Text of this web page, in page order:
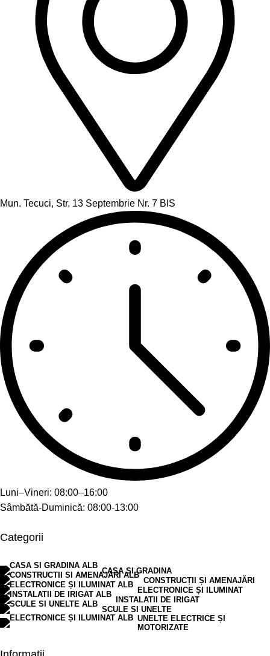
Mun. Tecuci, Str. 13 Septembrie Nr. 7 BIS
Luni–Vineri: 08:00–16:00
Sâmbătă-Duminică: 08:00-13:00
Categorii
CASA SI GRADINA
CONSTRUCȚII ȘI AMENAJĂRI
ELECTRONICE ȘI ILUMINAT
INSTALATII DE IRIGAT
SCULE SI UNELTE
UNELTE ELECTRICE ȘI
MOTORIZATE